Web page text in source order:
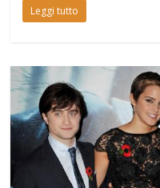
Leggi tutto